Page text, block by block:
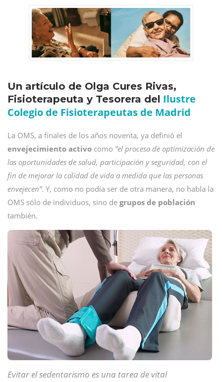
Un artículo de Olga Cures Rivas,
Fisioterapeuta y Tesorera del Ilustre
Colegio de Fisioterapeutas de Madrid
La OMS, a finales de los años noventa, ya definió el
envejecimiento activo como “el proceso de optimización de
las oportunidades de salud, participación y seguridad, con el
fin de mejorar la calidad de vida a medida que las personas
envejecen”. Y, como no podía ser de otra manera, no habla la
OMS sólo de individuos, sino de grupos de población
también.
Evitar el sedentarismo es una tarea de vital